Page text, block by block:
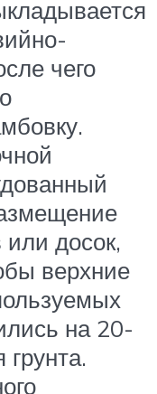
чего
досок,
верхние
на 20-